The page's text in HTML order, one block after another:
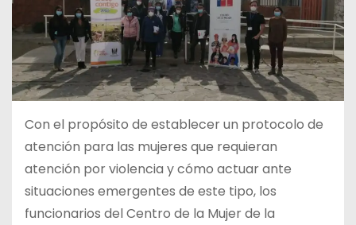
Con el propósito de establecer un protocolo de
atención para las mujeres que requieran
atención por violencia y cómo actuar ante
situaciones emergentes de este tipo, los
funcionarios del Centro de la Mujer de la